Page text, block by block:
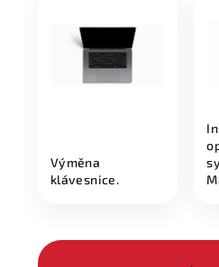
Výměna
klávesnice.